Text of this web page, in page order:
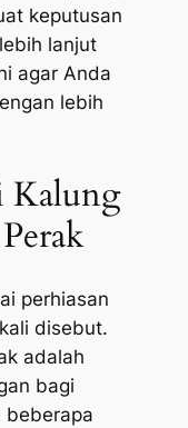
keputusan
lanjut
agar Anda
lebih
Kalung
perhiasan
disebut.
adalah
bagi
beberapa